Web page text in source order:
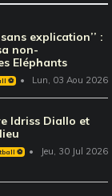
explication’’ :
non-
Eléphants
⚽️ Lun, 03 Aou 2026
Idriss Diallo et
⚽️ Jeu, 30 Jul 2026